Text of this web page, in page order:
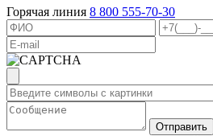
Горячая линия 8 800 555-70-30